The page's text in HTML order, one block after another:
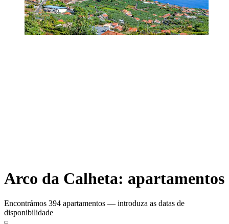
Arco da Calheta: apartamentos
Encontrámos 394 apartamentos — introduza as datas de
disponibilidade